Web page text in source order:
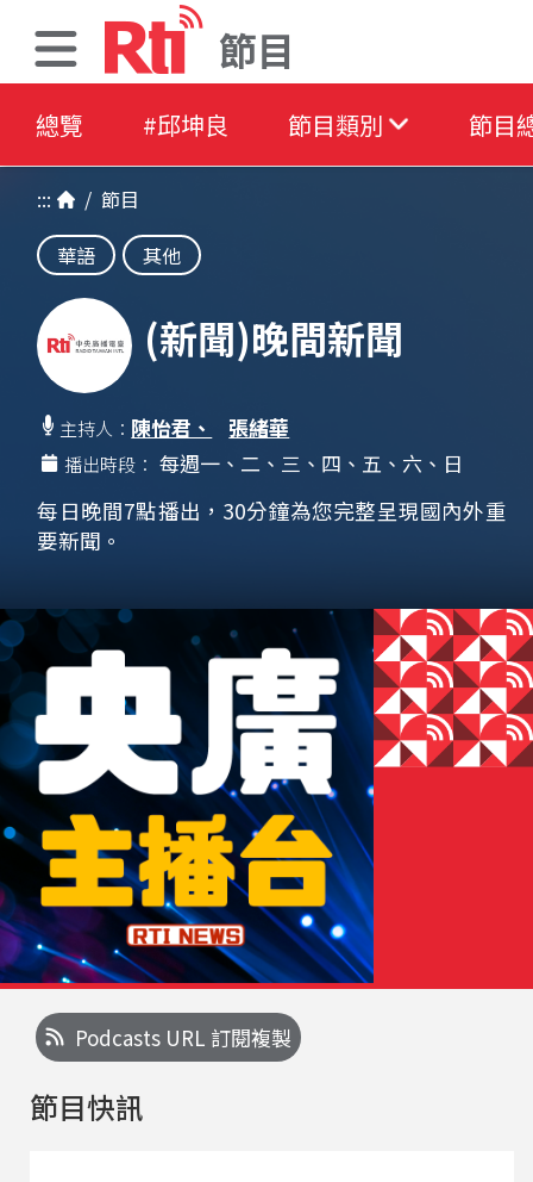
節目
總覽 #邱坤良 節目類別 節目
::: / 節目
華語
其他
(新聞)晚間新聞
主持人： 陳怡君、 張緒華
播出時段： 每週一、二、三、四、五、六、日
每日晚間7點播出，30分鐘為您完整呈現國內外重
要新聞。
Podcasts URL 訂閱複製
節目快訊